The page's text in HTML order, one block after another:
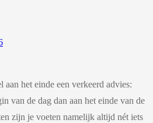
aan het einde een verkeerd advies:
van de dag dan aan het einde van de
zijn je voeten namelijk altijd nét iets